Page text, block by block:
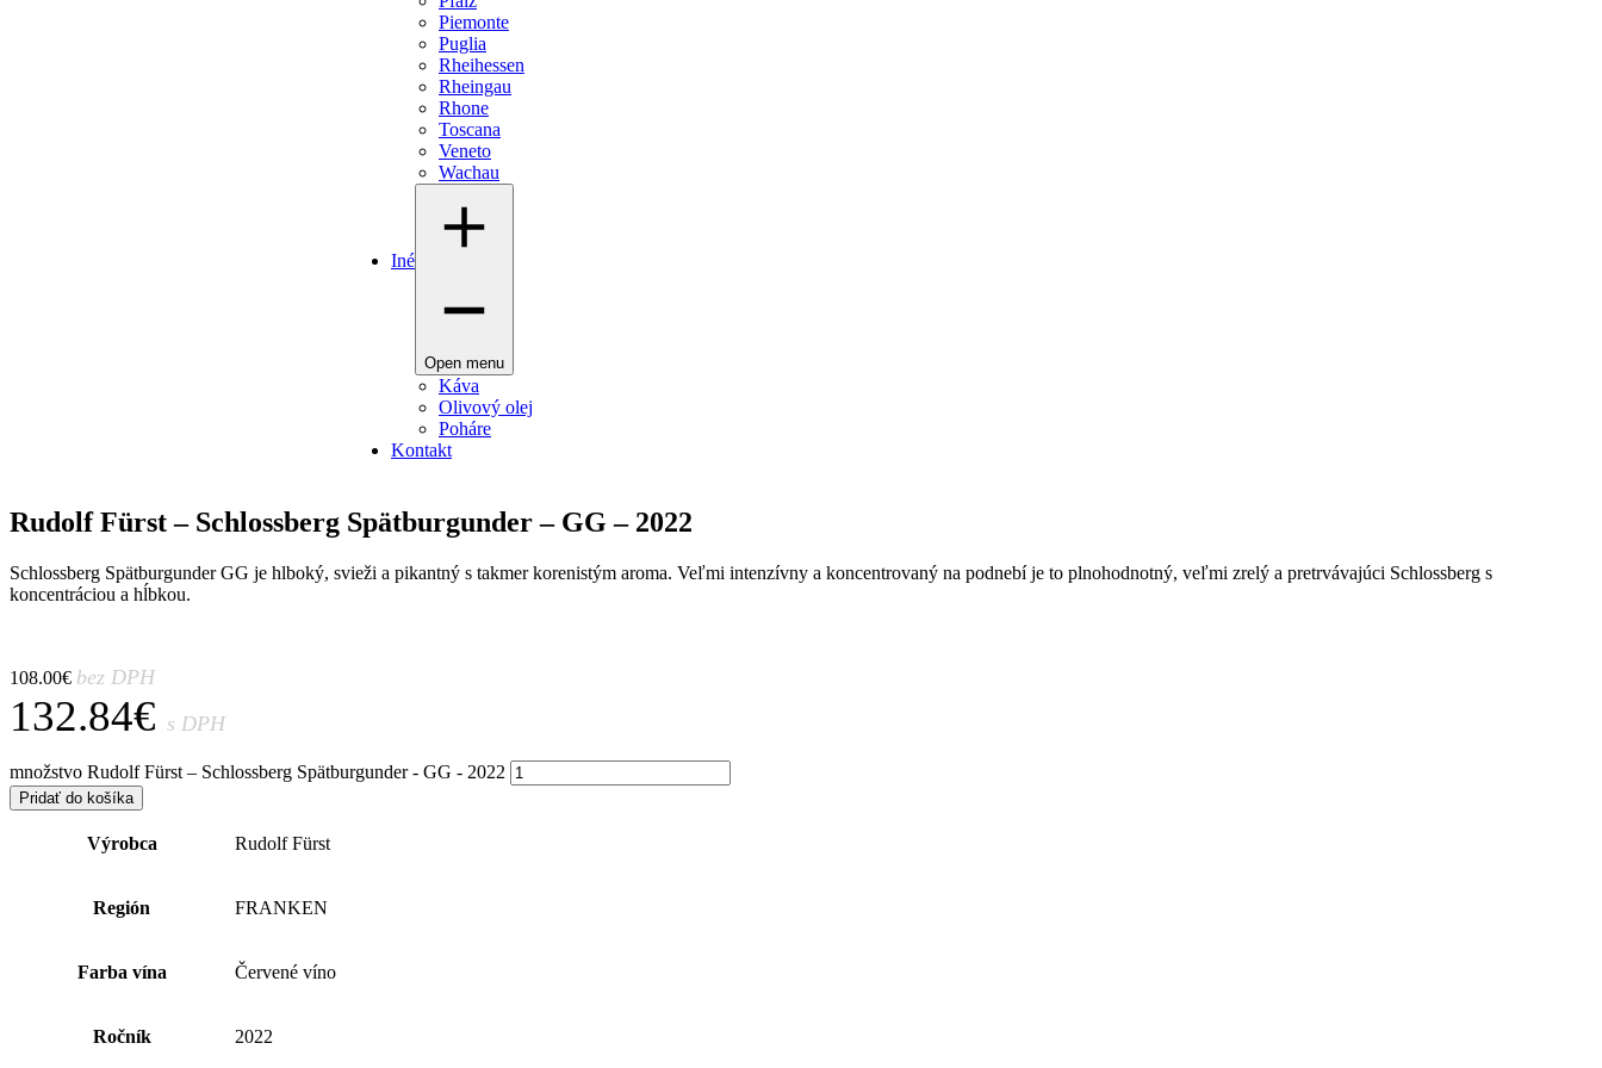
Piemonte
Puglia
Rheihessen
Rheingau
Rhone
Toscana
Veneto
Wachau
Iné
Open menu
Káva
Olivový olej
Poháre
Kontakt
Rudolf Fürst – Schlossberg Spätburgunder – GG – 2022
Schlossberg Spätburgunder GG je hlboký, svieži a pikantný s takmer korenistým aroma. Veľmi intenzívny a koncentrovaný na podnebí je to plnohodnotný, veľmi zrelý a pretrvávajúci Schlossberg s
koncentráciou a hĺbkou.
108.00€ bez DPH
132.84€ s DPH
množstvo Rudolf Fürst – Schlossberg Spätburgunder - GG - 2022
Pridať do košíka
Výrobca Rudolf Fürst
Región FRANKEN
Farba vína Červené víno
Ročník 2022